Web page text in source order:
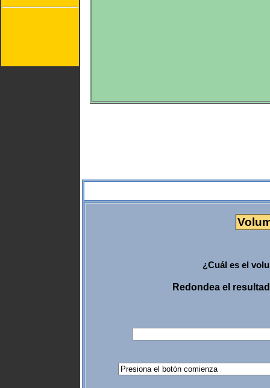
¿Cuál es el
Redondea el